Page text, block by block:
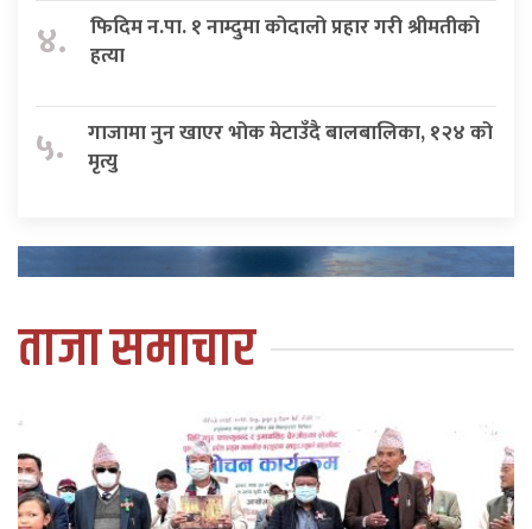
४.
फिदिम न.पा. १ नाम्दुमा कोदालो प्रहार गरी श्रीमतीको
हत्या
५.
गाजामा नुन खाएर भोक मेटाउँदै बालबालिका, १२४ को
मृत्यु
ताजा समाचार